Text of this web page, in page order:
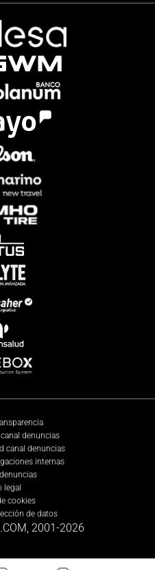
denuncias
canal denuncias
internas
legal
cookies
de datos
2001-2026